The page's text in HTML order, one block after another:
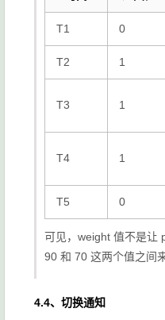
T1 0
T2 1
T3 1
T4 1
T5 0
可见，weight 值不是让
90 和 70 这两个值之间
4.4、切换通知